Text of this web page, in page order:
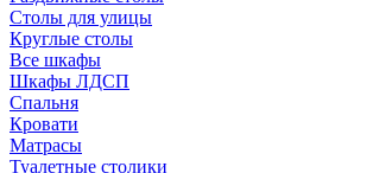
Столы для улицы
Круглые столы
Все шкафы
Шкафы ЛДСП
Спальня
Кровати
Матрасы
Туалетные столики